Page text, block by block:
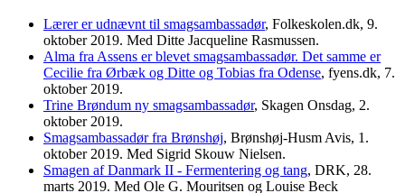
Lærer er udnævnt til smagsambassadør, Folkeskolen.dk, 9.
oktober 2019. Med Ditte Jacqueline Rasmussen.
Alma fra Assens er blevet smagsambassadør. Det samme er
Cecilie fra Ørbæk og Ditte og Tobias fra Odense, fyens.dk, 7.
oktober 2019.
Trine Brøndum ny smagsambassadør, Skagen Onsdag, 2.
oktober 2019.
Smagsambassadør fra Brønshøj, Brønshøj-Husm Avis, 1.
oktober 2019. Med Sigrid Skouw Nielsen.
Smagen af Danmark II - Fermentering og tang, DRK, 28.
marts 2019. Med Ole G. Mouritsen og Louise Beck